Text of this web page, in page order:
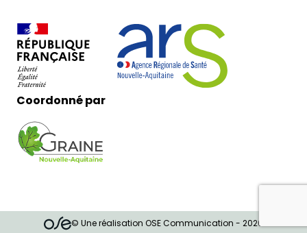
Coordonné par
© Une réalisation OSE Communication - 2026